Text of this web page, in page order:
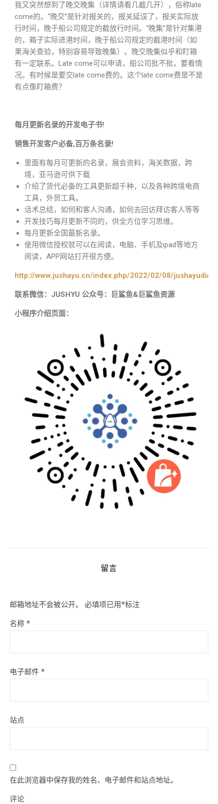
我又突然想到了晚交晚集（详情请看几截几开），俗称late
come的。“晚交”是针对报关的，报关延误了，报关实际放
行时间，晚于船公司规定的截放行时间。“晚集”是针对集港
的，箱子实际进港时间，晚于船公司规定的截港时间（如
果海关查验，特别容易导致晚集）。晚交晚集似乎和盯箱
有一定联系。Late come可以申请，船公司批不批，要看情
况。有时候是要交late come费的。这个late come费是不是
有点像盯箱费？
每月更新名录的开发电子书!
销售开发客户必备,百万条名录!
里面有每月可更新的名录，展会资料，海关数据，跨
境，亚马逊可供下载
介绍了货代必备的工具更新超千种，以及各种跨境电商
工具，外贸工具。
话术总结，如何和客人沟通，如何去回访拜访客人等等
开发技巧每月更新不同的，供全方位学习思维。
每月更新全国最新名录。
使用微信授权就可以在阅读，电脑、手机及ipad等地方
阅读，APP网站打开很方便。
http://www.jushayu.cn/index.php/2022/02/08/
联系微信：JUSHYU 公众号：巨鲨鱼&巨鲨鱼资源
小程序介绍页面：
留言
邮箱地址不会被公开。 必填项已用*标注
名称 *
电子邮件 *
站点
在此浏览器中保存我的姓名、电子邮件和站点地址。
评论